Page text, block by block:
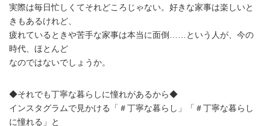
実際は毎日忙しくてそれどころじゃない。好きな家事は楽しいと
きもあるけれど、
疲れているときや苦手な家事は本当に面倒……という人が、今の
時代、ほとんど
なのではないでしょうか。
◆それでも丁寧な暮らしに憧れがあるから◆
インスタグラムで見かける「＃丁寧な暮らし」「＃丁寧な暮らし
に憧れる」と